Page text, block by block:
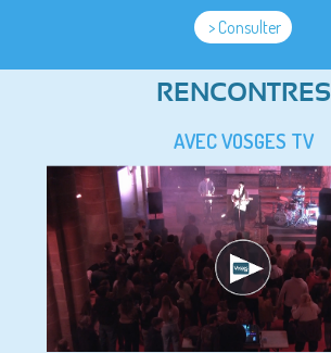
> Consulter
RENCONTRES
AVEC VOSGES TV